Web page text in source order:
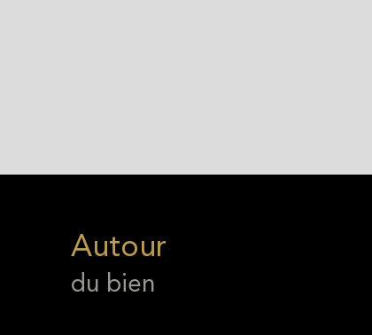
Autour
du bien